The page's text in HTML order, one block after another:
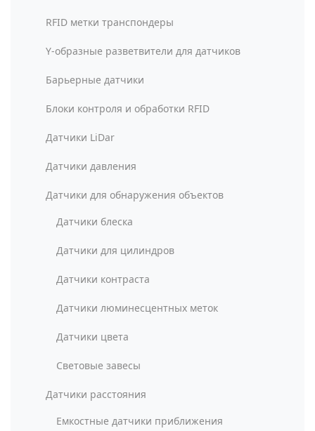
RFID метки транспондеры
Y-образные разветвители для датчиков
Барьерные датчики
Блоки контроля и обработки RFID
Датчики LiDar
Датчики давления
Датчики для обнаружения объектов
Датчики блеска
Датчики для цилиндров
Датчики контраста
Датчики люминесцентных меток
Датчики цвета
Световые завесы
Датчики расстояния
Емкостные датчики приближения